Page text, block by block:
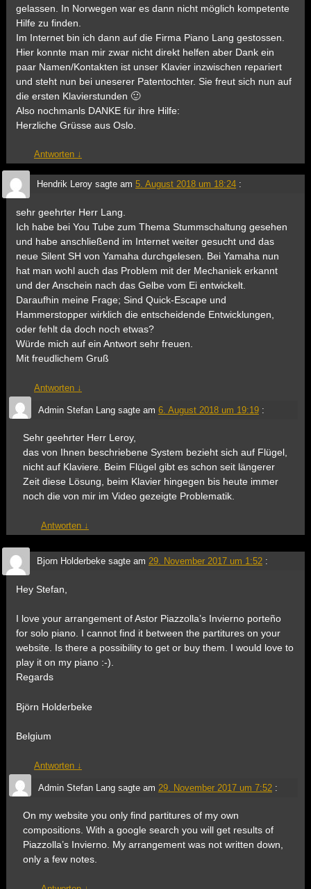
gelassen. In Norwegen war es dann nicht möglich kompetente
Hilfe zu finden.
Im Internet bin ich dann auf die Firma Piano Lang gestossen.
Hier konnte man mir zwar nicht direkt helfen aber Dank ein
paar Namen/Kontakten ist unser Klavier inzwischen repariert
und steht nun bei uneserer Patentochter. Sie freut sich nun auf
die ersten Klavierstunden 🙂
Also nochmanls DANKE für ihre Hilfe:
Herzliche Grüsse aus Oslo.
Antworten ↓
Hendrik Leroysagte am 5. August 2018 um 18:24 :
sehr geehrter Herr Lang.
Ich habe bei You Tube zum Thema Stummschaltung gesehen
und habe anschließend im Internet weiter gesucht und das
neue Silent SH von Yamaha durchgelesen. Bei Yamaha nun
hat man wohl auch das Problem mit der Mechaniek erkannt
und der Anschein nach das Gelbe vom Ei entwickelt.
Daraufhin meine Frage; Sind Quick-Escape und
Hammerstopper wirklich die entscheidende Entwicklungen,
oder fehlt da doch noch etwas?
Würde mich auf ein Antwort sehr freuen.
Mit freudlichem Gruß
Antworten ↓
Admin Stefan Langsagte am 6. August 2018 um 19:19 :
Sehr geehrter Herr Leroy,
das von Ihnen beschriebene System bezieht sich auf Flügel,
nicht auf Klaviere. Beim Flügel gibt es schon seit längerer
Zeit diese Lösung, beim Klavier hingegen bis heute immer
noch die von mir im Video gezeigte Problematik.
Antworten ↓
Bjorn Holderbekesagte am 29. November 2017 um 1:52 :
Hey Stefan,
I love your arrangement of Astor Piazzolla’s Invierno porteño
for solo piano. I cannot find it between the partitures on your
website. Is there a possibility to get or buy them. I would love to
play it on my piano :-).
Regards
Björn Holderbeke
Belgium
Antworten ↓
Admin Stefan Langsagte am 29. November 2017 um 7:52 :
On my website you only find partitures of my own
compositions. With a google search you will get results of
Piazzolla’s Invierno. My arrangement was not written down,
only a few notes.